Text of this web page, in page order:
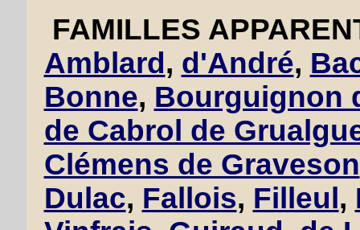
FAMILLES
Amblard , d'André,
Bonne, Bourguignon
de Cabrol de
Clémens de Graveson
Dulac, Fallois, Filleul ,